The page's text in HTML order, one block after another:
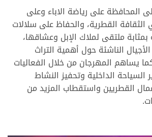
المحافظة على رياضة الاباء وعلى
القطرية، والحفاظ على سلالات
بمثابة ملتقى لملاك الإبل وعشاقها،
الناشئة حول أهمية التراث
يساهم المهرجان من خلال الفعاليات
الداخلية وتحفيز النشاط
القطريين واستقطاب المزيد من